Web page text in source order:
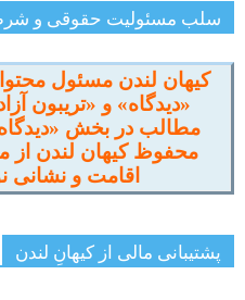
سلب مسئولیت حقوقی و شرط
کیهان لندن مسئول
«دیدگاه» و «تریبون
مطالب در بخش
محفوظ کیهان لندن
اقامت و نشانی
پشتیبانی مالی از کیهانِ لندن